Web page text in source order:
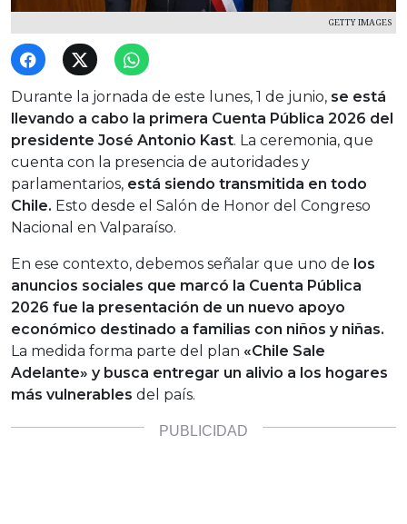
GETTY IMAGES
Durante la jornada de este lunes, 1 de junio, se está
llevando a cabo la primera Cuenta Pública 2026 del
presidente José Antonio Kast. La ceremonia, que
cuenta con la presencia de autoridades y
parlamentarios, está siendo transmitida en todo
Chile. Esto desde el Salón de Honor del Congreso
Nacional en Valparaíso.
En ese contexto, debemos señalar que uno de los
anuncios sociales que marcó la Cuenta Pública
2026 fue la presentación de un nuevo apoyo
económico destinado a familias con niños y niñas.
La medida forma parte del plan «Chile Sale
Adelante» y busca entregar un alivio a los hogares
más vulnerables del país.